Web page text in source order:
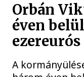
Orbán
éven
A